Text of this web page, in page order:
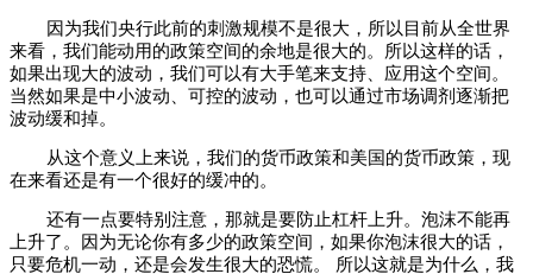
因为我们央行此前的刺激规模不是很大，所以目前从全世界
来看，我们能动用的政策空间的余地是很大的。所以这样的话，
如果出现大的波动，我们可以有大手笔来支持、应用这个空间。
当然如果是中小波动、可控的波动，也可以通过市场调剂逐渐把
波动缓和掉。
从这个意义上来说，我们的货币政策和美国的货币政策，现
在来看还是有一个很好的缓冲的。
还有一点要特别注意，那就是要防止杠杆上升。泡沫不能再
上升了。因为无论你有多少的政策空间，如果你泡沫很大的话，
只要危机一动，还是会发生很大的恐慌。 所以这就是为什么，我